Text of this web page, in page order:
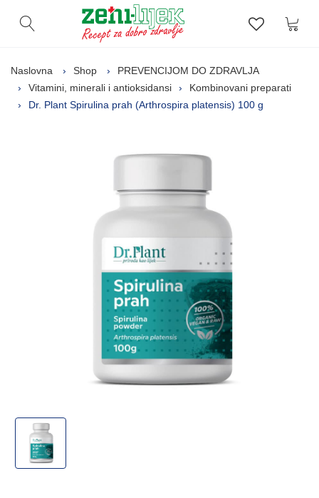
Otvori pretragu Lista
Naslovna Shop
PREVENCIJOM DO ZDRAVLJA
Vitamini, minerali i antioksidansi
Kombinovani preparati
Dr. Plant Spirulina prah (Arthrospira platensis) 100 g